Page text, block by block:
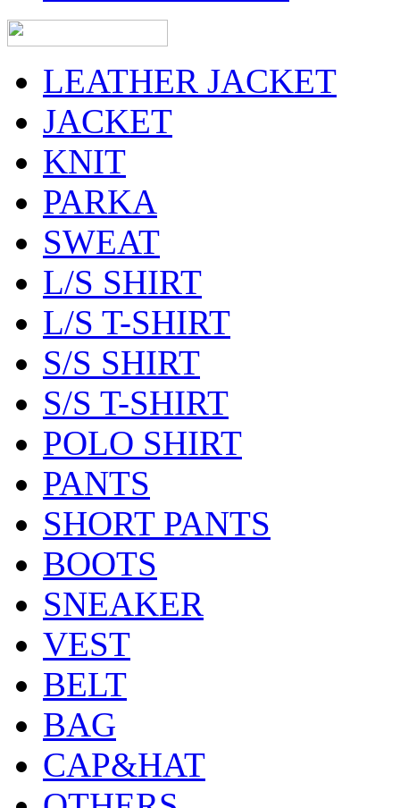
LEATHER JACKET
JACKET
KNIT
PARKA
SWEAT
L/S SHIRT
L/S T-SHIRT
S/S SHIRT
S/S T-SHIRT
POLO SHIRT
PANTS
SHORT PANTS
BOOTS
SNEAKER
VEST
BELT
BAG
CAP&HAT